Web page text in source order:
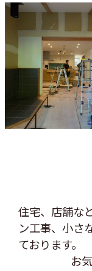
tomohouseinc
住宅、店舗な
ン工事、 小さ
ております。
お